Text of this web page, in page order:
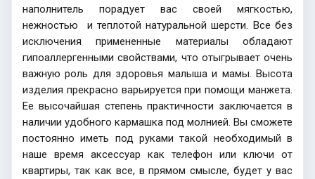
наполнитель порадует вас своей мягкостью,
нежностью и теплотой натуральной шерсти. Все без
исключения примененные материалы обладают
гипоаллергенными свойствами, что отыгрывает очень
важную роль для здоровья малыша и мамы. Высота
изделия прекрасно варьируется при помощи манжета.
Ее высочайшая степень практичности заключается в
наличии удобного кармашка под молнией. Вы сможете
постоянно иметь под руками такой необходимый в
наше время аксессуар как телефон или ключи от
квартиры, так как все, в прямом смысле, будет у вас